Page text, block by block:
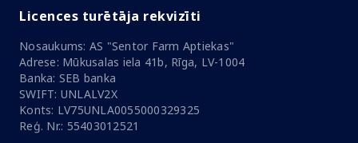
Licences turētāja rekvizīti
Nosaukums: AS "Sentor Farm Aptiekas"
Adrese: Mūkusalas iela 41b, Rīga, LV-1004
Banka: SEB banka
SWIFT: UNLALV2X
Konts: LV75UNLA0055000329325
Reģ. Nr.: 55403012521